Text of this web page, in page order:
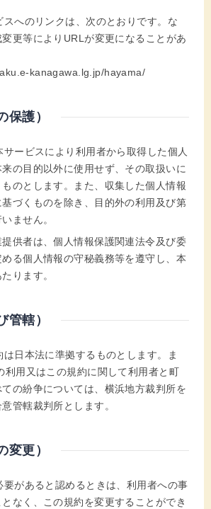
へのリンクは、次のとおりです。な
更等によりURLが変更になることがあ
kanagawa.lg.jp/hayama/
保護）
ービスにより利用者から取得した個人
の目的以外に使用せず、その取扱いに
のとします。また、収集した個人情報
づくものを除き、目的外の利用及び第
ません。
供者は、個人情報保護関連法令及び委
る個人情報の守秘義務等を遵守し、本
ります。
管轄）
日本法に準拠するものとします。ま
利用又はこの規約に関して利用者と町
の紛争については、横浜地方裁判所を
管轄裁判所とします。
変更）
があると認めるときは、利用者への事
なく、この規約を変更することができ